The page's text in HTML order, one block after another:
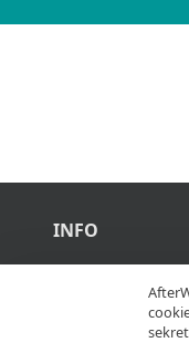
INFO
Bästa After
erbjudanden
på en plats.